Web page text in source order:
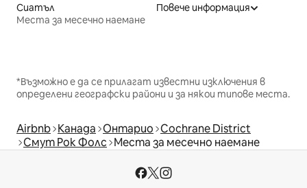
Сиатъл
Места за месечно наемане
Повече информация
*Възможно е да се прилагат известни изключения в
определени географски райони и за някои типове места.
Airbnb Канада Онтарио Cochrane District
Смут Рок Фолс Места за месечно наемане